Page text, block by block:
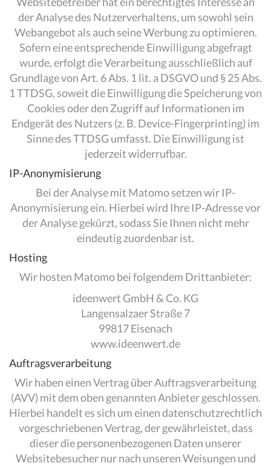
der Analyse des Nutzerverhaltens, um sowohl sein
Webangebot als auch seine Werbung zu optimieren.
Sofern eine entsprechende Einwilligung abgefragt
wurde, erfolgt die Verarbeitung ausschließlich auf
Grundlage von Art. 6 Abs. 1 lit. a DSGVO und § 25 Abs.
1 TTDSG, soweit die Einwilligung die Speicherung von
Cookies oder den Zugriff auf Informationen im
Endgerät des Nutzers (z. B. Device-Fingerprinting) im
Sinne des TTDSG umfasst. Die Einwilligung ist
jederzeit widerrufbar.
IP-Anonymisierung
Bei der Analyse mit Matomo setzen wir IP-
Anonymisierung ein. Hierbei wird Ihre IP-Adresse vor
der Analyse gekürzt, sodass Sie Ihnen nicht mehr
eindeutig zuordenbar ist.
Hosting
Wir hosten Matomo bei folgendem Drittanbieter:
ideenwert GmbH & Co. KG
Langensalzaer Straße 7
99817 Eisenach
www.ideenwert.de
Auftragsverarbeitung
Wir haben einen Vertrag über Auftragsverarbeitung
(AVV) mit dem oben genannten Anbieter geschlossen.
Hierbei handelt es sich um einen datenschutzrechtlich
vorgeschriebenen Vertrag, der gewährleistet, dass
dieser die personenbezogenen Daten unserer
Websitebesucher nur nach unseren Weisungen und